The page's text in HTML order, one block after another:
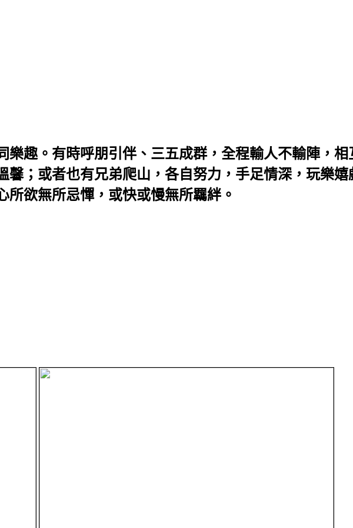
樂趣。有時呼朋引伴、三五成群，全程輸人不輸陣，
馨；或者也有兄弟爬山，各自努力，手足情深，玩樂
欲無所忌憚，或快或慢無所羈絆。